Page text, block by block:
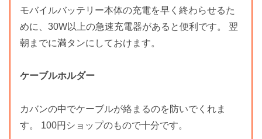
モバイルバッテリー本体の充電を早く終わらせるた
めに、30W以上の急速充電器があると便利です。 翌
朝までに満タンにしておけます。
ケーブルホルダー
カバンの中でケーブルが絡まるのを防いでくれま
す。 100円ショップのもので十分です。